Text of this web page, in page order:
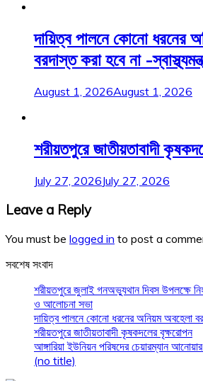
দায়িত্ব পালনে কোনো ধরনের
বরদাস্ত করা হবে না -
August 1, 2026August 1, 2026
শরীয়তপুরে জাতীয়তাবাদী
July 27, 2026July 27, 2026
Leave a Reply
You must be logged in to post a
সবশেষ সংবাদ
শরীয়তপুরে জুলাই গনঅভ্যুথান দিবস উপলক্ষে
ও আলোচনা সভা
দায়িত্ব পালনে কোনো ধরনের অনিয়ম অবহেলা
শরীয়তপুরে জাতীয়তাবাদী কৃষকদলের বৃক্ষরোপন
আঙ্গারিয়া ইউনিয়ন পরিষদের চেয়ারম্যান
(no title)